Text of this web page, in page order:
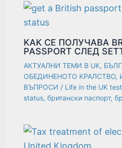
KAK СЕ ПОЛУЧАВА
PASSPORT СЛЕД
АКТУАЛНИ ТЕМИ В UK,
ОБЕДИНЕНОТО КРАЛСТВО,
ВЪПРОСИ / Life in the UK test
status,британски паспорт,